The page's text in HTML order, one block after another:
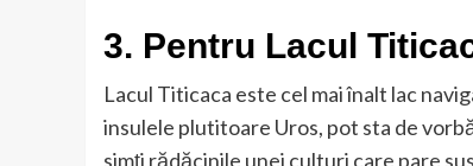
3. Pentru Lacul
Lacul Titicaca este cel mai înalt lac
insulele plutitoare Uros, pot sta de
simți rădăcinile unei culturi care pare